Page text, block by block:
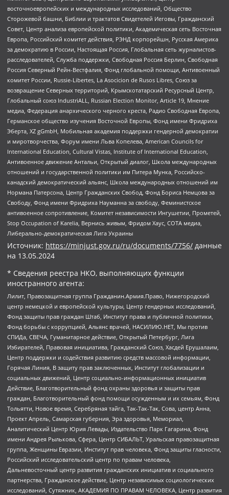
восточноевропейских и международных исследований, Общество
Сторожевой башни, Библии и трактатов Свидетелей Иеговы, Гражданский
Совет, Центр анализа европейской политики, Академическая сеть Восточная
Европа, Российский комитет действия, РЭНД корпорейшн, Русская Америка
за демократию в России, Настоящая Россия, Глобальная сеть журналистов-
расследователей, Служба поддержки, Свободная Россия Берлин, Свободная
Россия Северный Рейн-Вестфалия, Фонд глобальной помощи, Антивоенный
комитет России, Russie-Libertes, La Asocicion de Rusos Libres, Союз за
возвращение Северных территорий, Крымскотатарский Ресурсный Центр,
Глобальный союз IndustriALL, Russian Election Monitor, Article 19, Мнение
медиа, Федерация анархического черного креста, Радио Свободная Европа,
Германское общество изучения Восточной Европы, Фонд имени Фридриха
Эберта, XZ gGmbH, Мобильная академия поддержки гендерной демократии
и миротворчества, Форум имени Льва Копелева, American Councils for
International Education, Cultural Vistas, Institute of International Education,
Антивоенное движение Антальи, Открытый диалог, Школа международных
отношений и государственной политики им Питера Мунка, Российско-
канадский демократический альянс, Школа международных отношений им
Нормана Патерсона, Центр Гражданских Свобод, Фонд Бориса Немцова за
Свободу, Фонд имени Фридриха Науманна за свободу, Феминистское
антивоенное сопротивление, Комитет независимости Ингушетии, Прометей,
Stop Occupation of Karelia, Вернись живым, Фридом Хаус, СОТА медиа,
Либерально-демократическая Лига Украины
Источник: https://minjust.gov.ru/ru/documents/7756/ данные
на 13.05.2024
* Сведения реестра НКО, выполняющих функции
иностранного агента:
Лилит, Правозащитная группа Гражданин.Армия.Право, Нижегородский
центр немецкой и европейской культуры, Центр гендерных исследований,
Фонд защиты прав граждан Штаб, Институт права и публичной политики,
Фонд борьбы с коррупцией, Альянс врачей, НАСИЛИЮ.НЕТ, Мы против
СПИДа, СВЕЧА, Гуманитарное действие, Открытый Петербург, Лига
Избирателей, Правовая инициатива, Гражданский Союз, Хасдей Ерушалаим,
Центр поддержки и содействия развитию средств массовой информации,
Горячая Линия, В защиту прав заключенных, Институт глобализации и
социальных движений, Центр социально-информационных инициатив
Действие, Благотворительный фонд охраны здоровья и защиты прав
граждан, Благотворительный фонд помощи осужденным и их семьям, Фонд
Тольятти, Новое время, Серебряная тайга, Так-Так-Так, Сова, центр Анна,
Проект Апрель, Самарская губерния, Эра здоровья, Мемориал,
Аналитический Центр Юрия Левады, Издательство Парк Гагарина, Фонд
имени Андрея Рылькова, Сфера, Центр СИБАЛЬТ, Уральская правозащитная
группа, Женщины Евразии, Институт прав человека, Фонд защиты гласности,
Российский исследовательский центр по правам человека,
Дальневосточный центр развития гражданских инициатив и социального
партнерства, Гражданское действие, Центр независимых социологических
исследований, Сутяжник, АКАДЕМИЯ ПО ПРАВАМ ЧЕЛОВЕКА, Центр развития